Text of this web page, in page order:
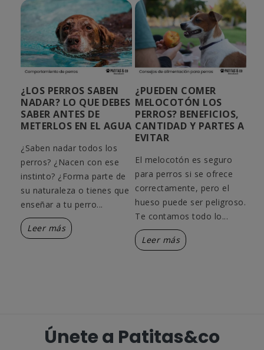
¿LOS PERROS SABEN
NADAR​? LO QUE DEBES
SABER ANTES DE
METERLOS EN EL AGUA
¿Saben nadar todos los
perros? ¿Nacen con ese
instinto? ¿Forma parte de
su naturaleza o tienes que
enseñar a tu perro...
Leer más
¿PUEDEN COMER
MELOCOTÓN LOS
PERROS? BENEFICIOS,
CANTIDAD Y PARTES A
EVITAR
El melocotón es seguro
para perros si se ofrece
correctamente, pero el
hueso puede ser peligroso.
Te contamos todo lo...
Leer más
Únete a Patitas&co